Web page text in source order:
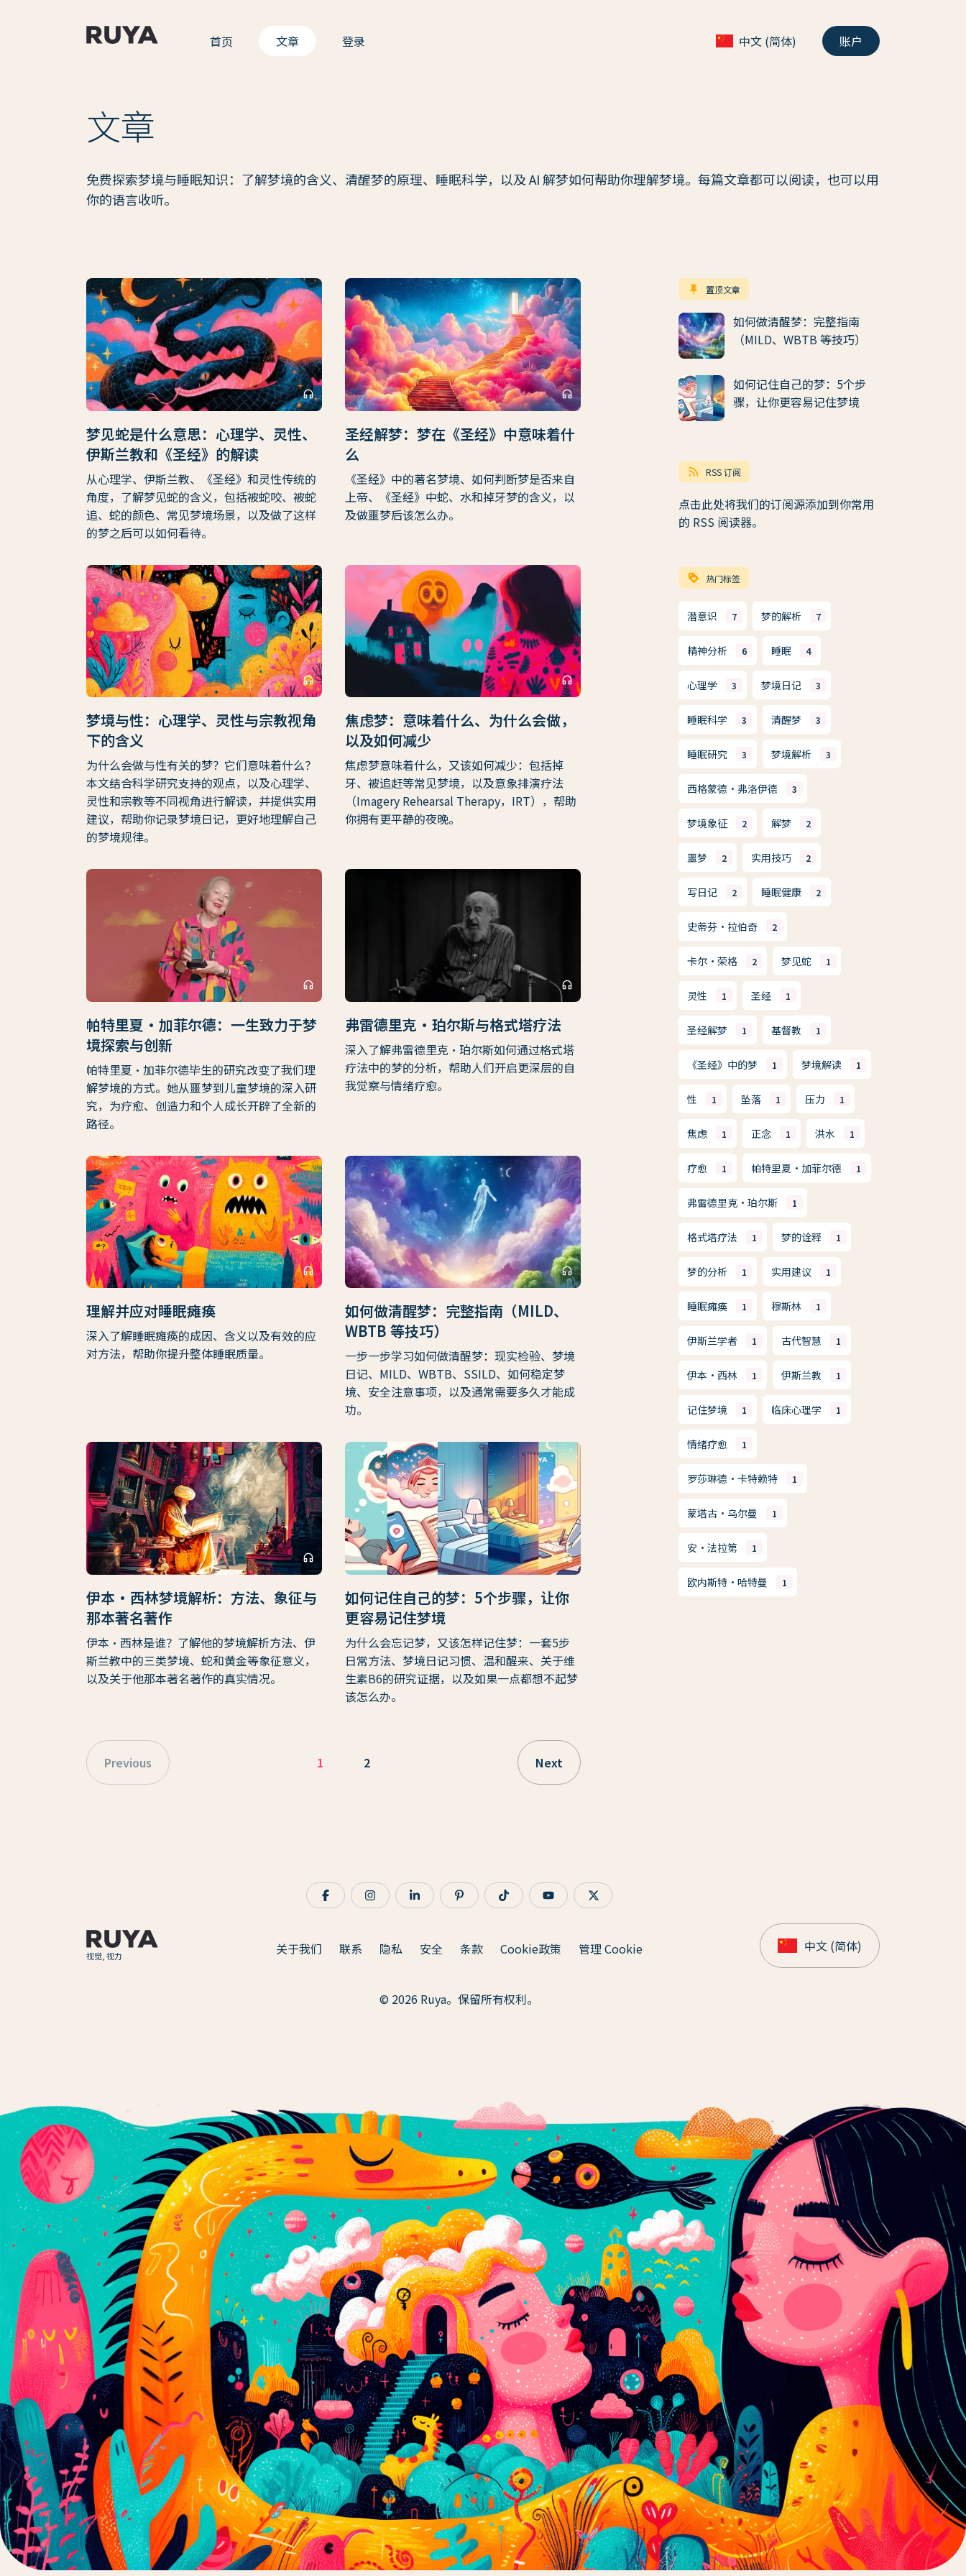
首页 文章 登录 中文 (简体) 账户
文章
免费探索梦境与睡眠知识：了解梦境的含义、清醒梦的原理、睡眠科学，以及 AI 解梦如何帮助你理解梦境。每篇文章都可以阅读，也可以用
你的语言收听。
headphones
梦见蛇是什么意思：心理学、灵性、
伊斯兰教和《圣经》的解读
从心理学、伊斯兰教、《圣经》和灵性传统的
角度，了解梦见蛇的含义，包括被蛇咬、被蛇
追、蛇的颜色、常见梦境场景，以及做了这样
的梦之后可以如何看待。
headphones
圣经解梦：梦在《圣经》中意味着什
么
《圣经》中的著名梦境、如何判断梦是否来自
上帝、《圣经》中蛇、水和掉牙梦的含义，以
及做噩梦后该怎么办。
headphones
梦境与性：心理学、灵性与宗教视角
下的含义
为什么会做与性有关的梦？它们意味着什么？
本文结合科学研究支持的观点，以及心理学、
灵性和宗教等不同视角进行解读，并提供实用
建议，帮助你记录梦境日记，更好地理解自己
的梦境规律。
headphones
焦虑梦：意味着什么、为什么会做，
以及如何减少
焦虑梦意味着什么，又该如何减少：包括掉
牙、被追赶等常见梦境，以及意象排演疗法
（Imagery Rehearsal Therapy，IRT），帮助
你拥有更平静的夜晚。
headphones
帕特里夏·加菲尔德：一生致力于梦
境探索与创新
帕特里夏·加菲尔德毕生的研究改变了我们理
解梦境的方式。她从噩梦到儿童梦境的深入研
究，为疗愈、创造力和个人成长开辟了全新的
路径。
headphones
弗雷德里克·珀尔斯与格式塔疗法
深入了解弗雷德里克·珀尔斯如何通过格式塔
疗法中的梦的分析，帮助人们开启更深层的自
我觉察与情绪疗愈。
headphones
理解并应对睡眠瘫痪
深入了解睡眠瘫痪的成因、含义以及有效的应
对方法，帮助你提升整体睡眠质量。
headphones
如何做清醒梦：完整指南（MILD、
WBTB 等技巧）
一步一步学习如何做清醒梦：现实检验、梦境
日记、MILD、WBTB、SSILD、如何稳定梦
境、安全注意事项，以及通常需要多久才能成
功。
headphones
伊本·西林梦境解析：方法、象征与
那本著名著作
伊本·西林是谁？了解他的梦境解析方法、伊
斯兰教中的三类梦境、蛇和黄金等象征意义，
以及关于他那本著名著作的真实情况。
headphones
如何记住自己的梦：5个步骤，让你
更容易记住梦境
为什么会忘记梦，又该怎样记住梦：一套5步
日常方法、梦境日记习惯、温和醒来、关于维
生素B6的研究证据，以及如果一点都想不起梦
该怎么办。
Previous 1 2 Next
keep 置顶文章
如何做清醒梦：完整指南
（MILD、WBTB 等技巧）
如何记住自己的梦：5个步
骤，让你更容易记住梦境
rss_feed RSS 订阅
点击此处将我们的订阅源添加到你常用
的 RSS 阅读器。
loyalty 热门标签
潜意识 7 梦的解析 7
精神分析 6 睡眠 4
心理学 3 梦境日记 3
睡眠科学 3 清醒梦 3
睡眠研究 3 梦境解析 3
西格蒙德·弗洛伊德 3
梦境象征 2 解梦 2
噩梦 2 实用技巧 2
写日记 2 睡眠健康 2
史蒂芬·拉伯奇 2
卡尔·荣格 2 梦见蛇 1
灵性 1 圣经 1
圣经解梦 1 基督教 1
《圣经》中的梦 1 梦境解读 1
性 1 坠落 1 压力 1
焦虑 1 正念 1 洪水 1
疗愈 1 帕特里夏·加菲尔德 1
弗雷德里克·珀尔斯 1
格式塔疗法 1 梦的诠释 1
梦的分析 1 实用建议 1
睡眠瘫痪 1 穆斯林 1
伊斯兰学者 1 古代智慧 1
伊本·西林 1 伊斯兰教 1
记住梦境 1 临床心理学 1
情绪疗愈 1
罗莎琳德·卡特赖特 1
蒙塔古·乌尔曼 1
安·法拉第 1
欧内斯特·哈特曼 1
视觉, 视力 关于我们 联系 隐私 安全 条款 Cookie政策 管理 Cookie
© 2026 Ruya。保留所有权利。
中文 (简体)